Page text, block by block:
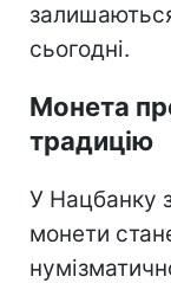
сьогодні.
Монета
традицію
У Нацбанку
монети